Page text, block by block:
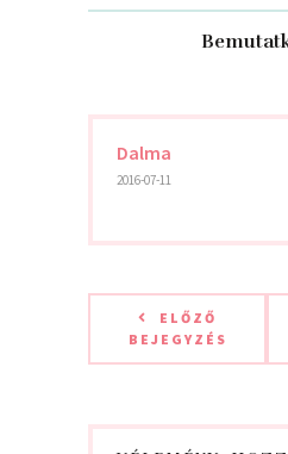
Dalma
2016-07-11
ELŐZŐ
BEJEGYZÉS